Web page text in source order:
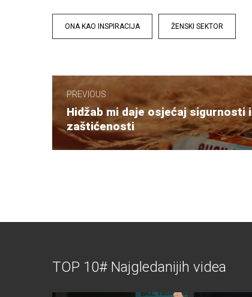
Tags
ONA KAO INSPIRACIJA ŽENSKI SEKTOR
članaka
PREVIOUS
Previous
post:
Hidžab mi daje osjećaj sigurnosti i
zaštićenosti
TOP 10# Najgledanijih videa